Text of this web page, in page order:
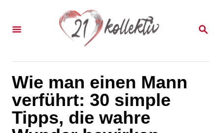
S
R
Wie man einen Mann
verführt: 30 simple
Tipps, die wahre